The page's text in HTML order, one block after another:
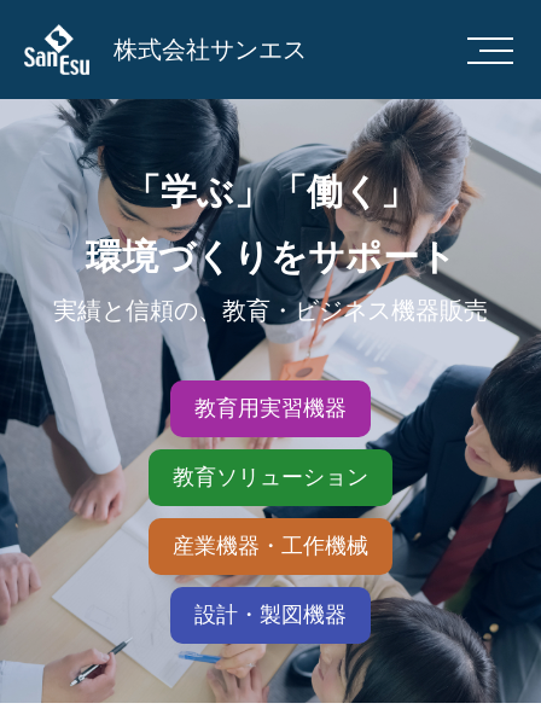
株式会社サンエス
「学ぶ」「働く」
環境づくりをサポート
実績と信頼の、教育・ビジネス機器販売
教育用実習機器
教育ソリューション
産業機器・工作機械
設計・製図機器